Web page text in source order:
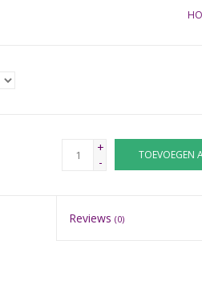
+
-
TOEVOEGEN
Reviews(0)